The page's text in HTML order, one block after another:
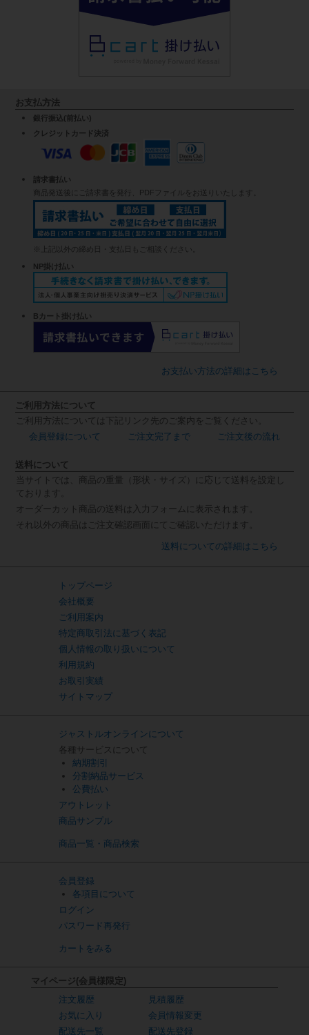
お支払方法
銀行振込(前払い)
クレジットカード決済
請求書払い
商品発送後にご請求書を発行、PDFファイルをお送りいたします。
※上記以外の締め日・支払日もご相談ください。
NP掛け払い
Bカート掛け払い
お支払い方法の詳細はこちら
ご利用方法について
ご利用方法については下記リンク先のご案内をご覧ください。
会員登録について
ご注文完了まで ご注文後の流れ
送料について
当サイトでは、商品の重量（形状・サイズ）に応じて送料を設定し
ております。
オーダーカット商品の送料は入力フォームに表示されます。
それ以外の商品はご注文確認画面にてご確認いただけます。
送料についての詳細はこちら
トップページ
会社概要
ご利用案内
特定商取引法に基づく表記
個人情報の取り扱いについて
利用規約
お取引実績
サイトマップ
ジャストルオンラインについて
各種サービスについて
納期割引
分割納品サービス
公費払い
アウトレット
商品サンプル
商品一覧・商品検索
会員登録
各項目について
ログイン
パスワード再発行
カートをみる
マイページ(会員様限定)
注文履歴
見積履歴
お気に入り
会員情報変更
配送先一覧
配送先登録